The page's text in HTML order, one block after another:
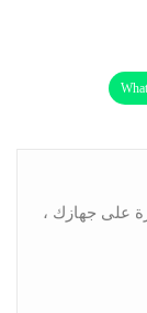
على جهازك ،